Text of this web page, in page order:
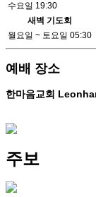
수요일 19:30
새벽 기도회
월요일 ~ 토요일 05:30
예배 장소
한마음교회
주보